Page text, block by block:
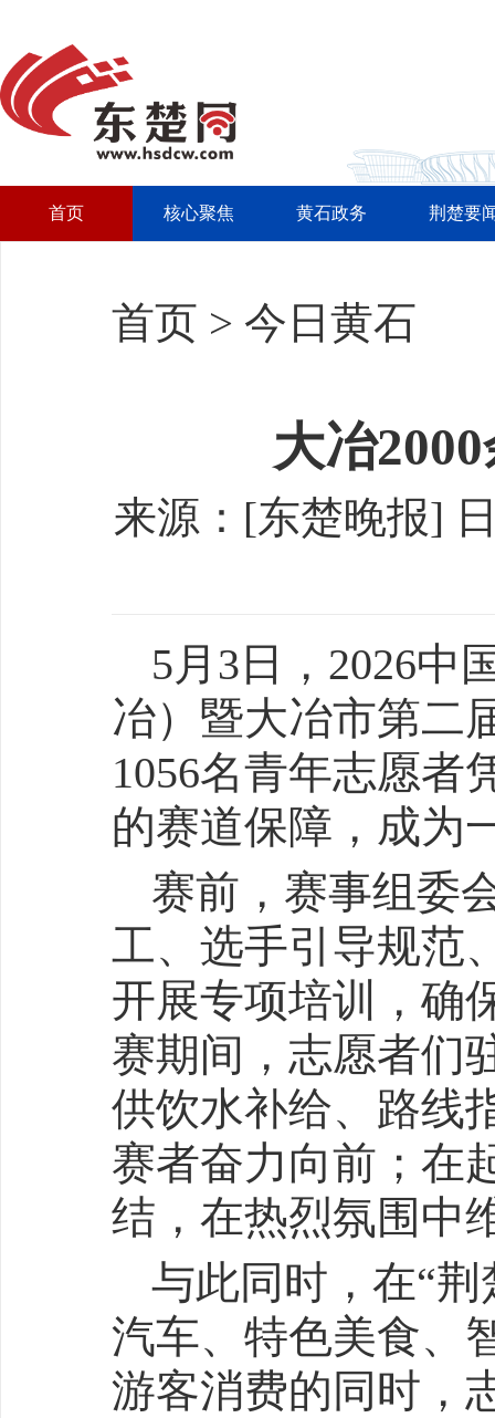
首页 核心聚焦 黄石政务 荆楚要
首页 > 今日黄石
大冶
来源：[东楚晚报]
5月3日，2026中
冶）暨大冶市第二
1056名青年志愿者
的赛道保障，成为
赛前，赛事组委
工、选手引导规范
开展专项培训，确
赛期间，志愿者们
供饮水补给、路线
赛者奋力向前；在
结，在热烈氛围中
与此同时，在“
汽车、特色美食、
游客消费的同时，